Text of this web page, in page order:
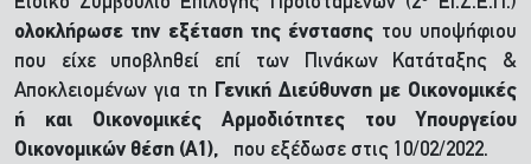
ολοκλήρωσε την εξέταση της ένστασης του υποψήφιου
που είχε υποβληθεί επί των Πινάκων Κατάταξης &
Αποκλειομένων για τη Γενική Διεύθυνση με Οικονομικές
ή και Οικονομικές Αρμοδιότητες του Υπουργείου
Οικονομικών θέση (Α1), που εξέδωσε στις 10/02/2022.